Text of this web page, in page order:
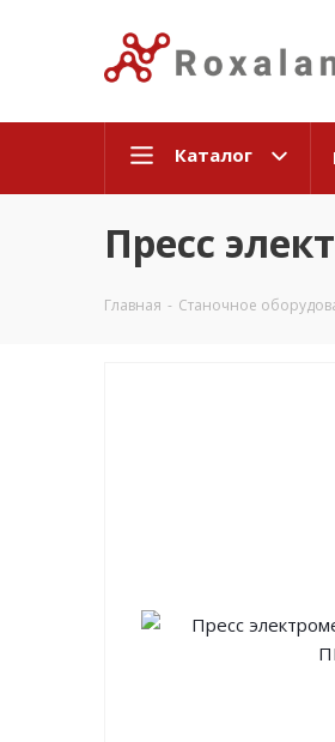
Каталог
Пресс
Главная - Станочное